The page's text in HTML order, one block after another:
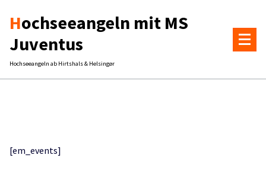
Inhalt
Hochseeangeln mit MS
Juventus
Hochseeangeln ab Hirtshals & Helsingør
[em_events]